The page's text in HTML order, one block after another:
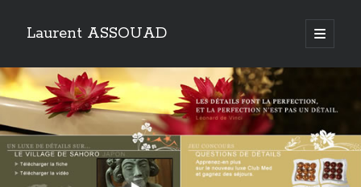
Laurent ASSOUAD
open
primary
Sidebar
Recherche
Search